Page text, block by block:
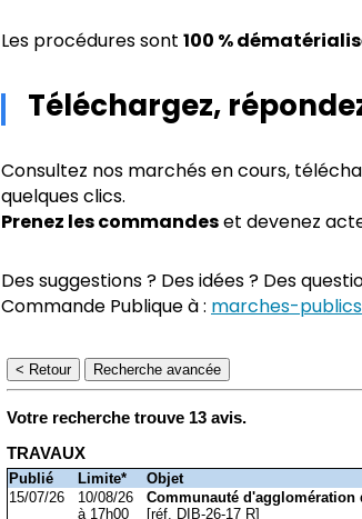
Les procédures sont 100 %
Téléchargez,
Consultez nos marchés en cours,
quelques clics.
Prenez les commandeset devenez
Des suggestions ? Des idées ? Des
Commande Publique à : marches-